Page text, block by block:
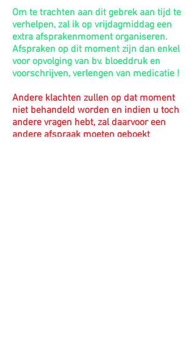
Om te trachten aan dit gebrek aan tijd te
verhelpen, zal ik op vrijdagmiddag een
extra afsprakenmoment organiseren.
Afspraken op dit moment zijn dan enkel
voor opvolging van bv. bloeddruk en
voorschrijven, verlengen van medicatie !
Andere klachten zullen op dat moment
niet behandeld worden en indien u toch
andere vragen hebt, zal daarvoor een
andere afspraak moeten geboekt